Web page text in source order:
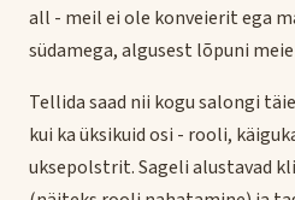
all - meil ei ole konveierit ega
südamega, algusest lõpuni
Tellida saad nii kogu salongi
kui ka üksikuid osi - rooli,
uksepolstrit. Sageli alustavad